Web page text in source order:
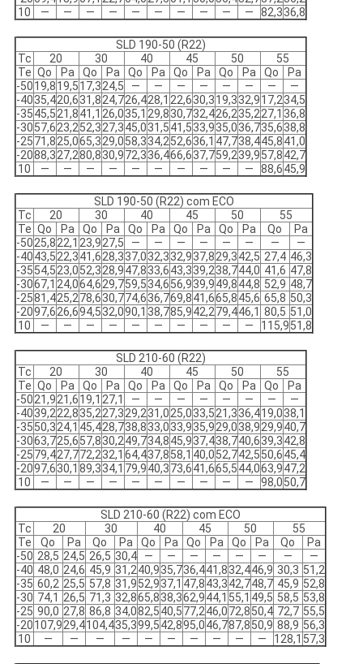
10
— — — — — — — — — — 82,336,8
SLD 190-50 (R22)
Tc
20 30 40 45 50
55
Te Qo Pa Qo Pa Qo Pa Qo Pa Qo Pa Qo
Pa
-5019,819,517,324,5 — — — — — — —
—
-4035,420,631,824,726,428,1 22,630,319,332,917,234,5
-3545,521,841,1 26,035,1 29,830,732,426,235,227,1 36,8
-3057,623,252,327,345,031,541,533,935,036,735,638,8
-2571,825,065,329,058,334,252,636,1 47,738,445,841,0
-2088,327,280,830,972,336,466,637,759,239,957,842,7
10
— — — — — — — — — — 88,645,9
SLD 190-50 (R22) com ECO
Tc
20 30 40 45 50
55
Te Qo Pa Qo Pa Qo Pa Qo Pa Qo Pa Qo
Pa
-5025,822,1 23,927,5 — — — — — — —
—
-4043,522,341,628,337,032,332,937,829,342,5 27,4 46,3
-3554,523,052,328,947,833,643,339,238,744,0 41,6 47,8
-3067,1 24,064,629,759,534,656,939,949,844,8 52,9 48,7
-2581,425,278,630,774,636,769,841,665,845,6 65,8 50,3
-2097,626,694,532,090,1 38,785,942,279,446,1 80,5 51,0
10
— — — — — — — — — — 115,951,8
SLD 210-60 (R22)
Tc
20 30 40 45 50
55
Te Qo Pa Qo Pa Qo Pa Qo Pa Qo Pa Qo
Pa
-5021,921,619,1 27,1 — — — — — — —
—
-4039,222,835,227,329,231,025,033,521,336,419,038,1
-3550,324,1 45,428,738,833,033,935,929,038,929,940,7
-3063,725,657,830,249,734,845,937,438,740,639,342,8
-2579,427,772,232,1 64,437,858,1 40,052,742,550,645,4
-2097,630,1 89,334,1 79,940,373,641,665,544,063,947,2
10
— — — — — — — — — — 98,050,7
SLD 210-60 (R22) com ECO
Tc
20 30 40 45 50
55
Te
Qo Pa Qo Pa Qo Pa Qo Pa Qo Pa Qo
Pa
-50 28,5 24,5 26,5 30,4 — — — — — — —
—
-40 48,0 24,6 45,9 31,240,935,736,441,832,446,9 30,3 51,2
-35 60,2 25,5 57,8 31,952,937,1 47,843,342,748,7 45,9 52,8
-30 74,1 26,5 71,3 32,865,838,362,944,1 55,1 49,5 58,5 53,8
-25 90,0 27,8 86,8 34,082,540,577,246,072,850,4 72,7 55,5
-20107,929,4104,435,399,542,895,046,787,850,9 88,9 56,3
10
— — — — — — — — — — 128,1 57,3